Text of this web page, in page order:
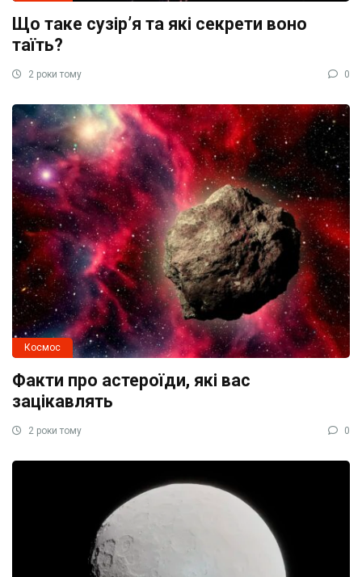
Що таке сузірʼя та які секрети воно
таїть?
2 роки тому 0
Космос
Факти про астероїди, які вас
зацікавлять
2 роки тому 0